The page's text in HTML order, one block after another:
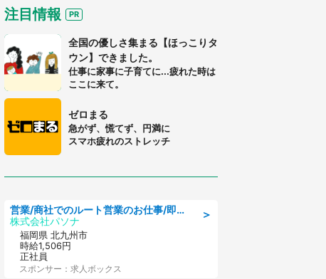
注目情報
全国の優しさ集まる【ほっこりタ
ウン】できました。
仕事に家事に子育てに...疲れた時は
ここに来て。
ゼロまる
急がず、慌てず、円満に
スマホ疲れのストレッチ
＞
営業/商社でのルート営業のお仕事/即日勤務可/車通勤可/営業
株式会社パソナ
福岡県 北九州市
時給1,506円
正社員
スポンサー：求人ボックス